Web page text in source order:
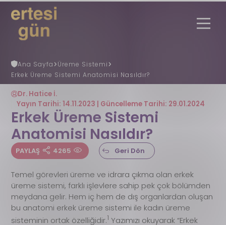
Ana Sayfa
Üreme Sistemi
Erkek Üreme Sistemi Anatomisi Nasıldır?
Uzmana Danış Nöbetçi Eczane
Ertesi GünNedir?
Ertesi Gün Rehberi
Faydalı Bilgiler
REGL (ADET) GÜNÜ HESAPLAMA
Gebelik Hesaplama
S.S.S
İletişim
Dr. Hatice İ.
Yayın Tarihi: 14.11.2023 | Güncelleme Tarihi: 29.01.2024
Erkek Üreme Sistemi
Anatomisi Nasıldır?
PAYLAŞ 4265 Geri Dön
Temel görevleri üreme ve idrara çıkma olan erkek
üreme sistemi, farklı işlevlere sahip pek çok bölümden
meydana gelir. Hem iç hem de dış organlardan oluşan
bu anatomi erkek üreme sistemi ile kadın üreme
sisteminin ortak özelliğidir.1 Yazımızı okuyarak “Erkek